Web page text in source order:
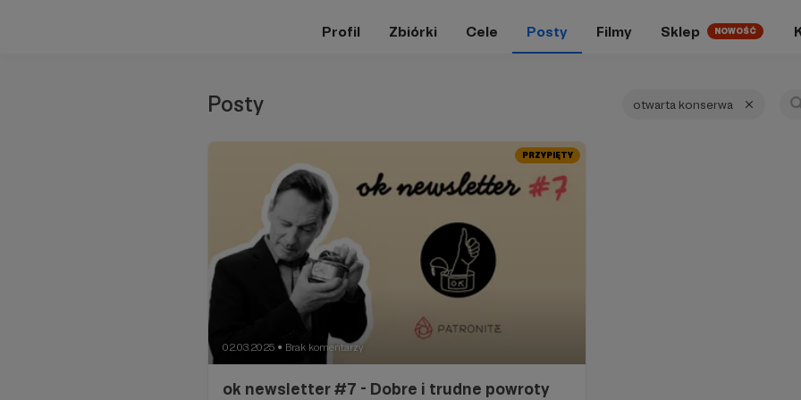
Profil Zbiórki Cele Posty Filmy Sklep NOWOŚĆ
Posty otwarta konserwa
PRZYPIĘTY
02.03.2025 ● Brak komentarzy
ok newsletter #7 - Dobre i trudne powroty